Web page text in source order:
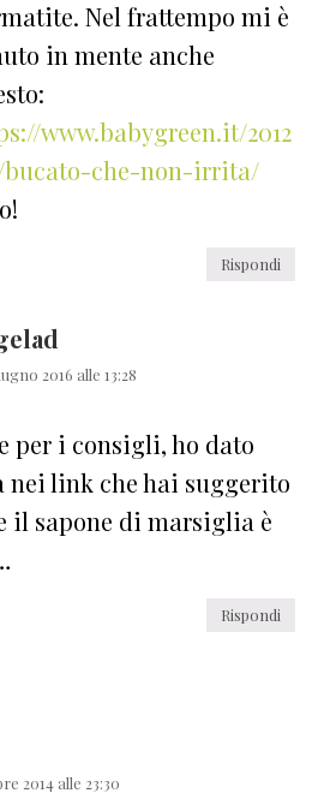
Nel frattempo mi è
in mente anche
www.babygreen.it/2012
bucato-che-non-irrita/
Rispondi
2016 alle 13:28
per i consigli, ho dato
nei link che hai suggerito
il sapone di marsiglia è
Rispondi
2014 alle 23:30